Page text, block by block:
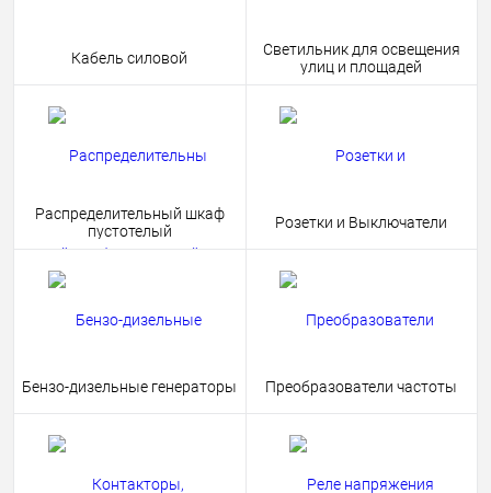
Кабель силовой
Светильник для освещения
улиц и площадей
Распределительный шкаф
пустотелый
Розетки и Выключатели
Бензо-дизельные генераторы Преобразователи частоты